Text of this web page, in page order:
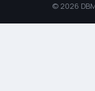
© 2026